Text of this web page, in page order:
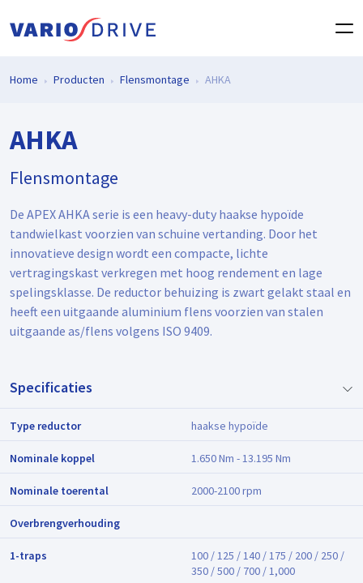
Home Producten Flensmontage AHKA
AHKA
Flensmontage
De APEX AHKA serie is een heavy-duty haakse hypoïde
tandwielkast voorzien van schuine vertanding. Door het
innovatieve design wordt een compacte, lichte
vertragingskast verkregen met hoog rendement en lage
spelingsklasse. De reductor behuizing is zwart gelakt staal en
heeft een uitgaande aluminium flens voorzien van stalen
uitgaande as/flens volgens ISO 9409.
Specificaties
Type reductor haakse hypoïde
Nominale koppel 1.650 Nm - 13.195 Nm
Nominale toerental 2000-2100 rpm
Overbrengverhouding
1-traps
100 / 125 / 140 / 175 / 200 / 250 /
350 / 500 / 700 / 1,000